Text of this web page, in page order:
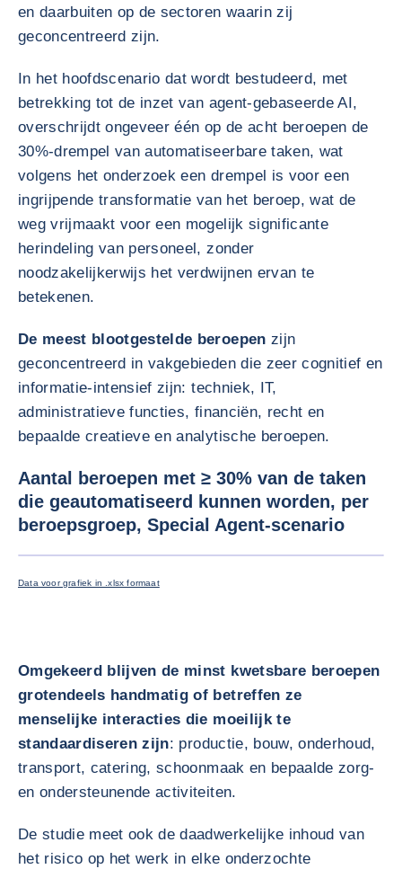
en daarbuiten op de sectoren waarin zij
geconcentreerd zijn.
In het hoofdscenario dat wordt bestudeerd, met
betrekking tot de inzet van agent-gebaseerde AI,
overschrijdt ongeveer één op de acht beroepen de
30%-drempel van automatiseerbare taken, wat
volgens het onderzoek een drempel is voor een
ingrijpende transformatie van het beroep, wat de
weg vrijmaakt voor een mogelijk significante
herindeling van personeel, zonder
noodzakelijkerwijs het verdwijnen ervan te
betekenen.
De meest blootgestelde beroepen zijn
geconcentreerd in vakgebieden die zeer cognitief en
informatie-intensief zijn: techniek, IT,
administratieve functies, financiën, recht en
bepaalde creatieve en analytische beroepen.
Aantal beroepen met ≥ 30% van de taken
die geautomatiseerd kunnen worden, per
beroepsgroep, Special Agent-scenario
Data voor grafiek in .xlsx formaat
Omgekeerd blijven de minst kwetsbare beroepen
grotendeels handmatig of betreffen ze
menselijke interacties die moeilijk te
standaardiseren zijn: productie, bouw, onderhoud,
transport, catering, schoonmaak en bepaalde zorg-
en ondersteunende activiteiten.
De studie meet ook de daadwerkelijke inhoud van
het risico op het werk in elke onderzochte